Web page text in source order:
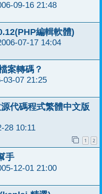
09-16 21:48
編輯軟體)
07-17 14:04
案轉碼？
03-07 21:25
代碼程式繁體中文版
28 10:11
1 2
手
12-01 21:00